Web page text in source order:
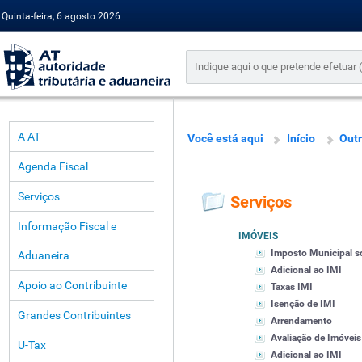
Quinta-feira, 6 agosto 2026
A AT
Agenda Fiscal
Serviços
Informação Fiscal e
Aduaneira
Apoio ao Contribuinte
Grandes Contribuintes
U-Tax
Você está aqui Início
Serviços
IMÓVEIS
Imposto Municipal
Adicional ao IMI
Taxas IMI
Isenção de IMI
Arrendamento
Avaliação de Imóveis
Adicional ao IMI